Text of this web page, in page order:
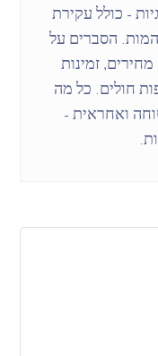
– כולל עקירת
הסברים על
זמינות
חולים. כל מה
ואחראית –